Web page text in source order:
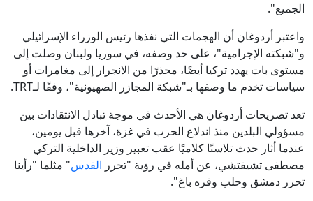
الجميع".
واعتبر أردوغان أن الهجمات التي نفذها رئيس الوزراء الإسرائيلي
و"شبكته الإجرامية"، على حد وصفه، في سوريا ولبنان وصلت إلى
مستوى بات يهدد تركيا أيضًا، محذرًا من الانجرار إلى مغامرات أو
سياسات تخدم ما وصفها بـ"شبكة المجازر الصهيونية"، وفقًا لـTRT.
تعد تصريحات أردوغان هي الأحدث في موجة تبادل الانتقادات بين
مسؤولي البلدين منذ اندلاع الحرب في غزة، آخرها قبل يومين،
عندما أثار حدث تلاسنًا كلاميًا عقب تعبير وزير الداخلية التركي
مصطفى تشيفتشي، عن أمله في رؤية "تحرر القدس" مثلما "رأينا
تحرر دمشق وحلب وقره باغ".